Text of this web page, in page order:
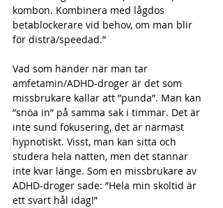
kombon. Kombinera med lågdos
betablockerare vid behov, om man blir
för disträ/speedad.”
Vad som händer när man tar
amfetamin/ADHD-droger är det som
missbrukare kallar att ”punda”. Man kan
”snöa in” på samma sak i timmar. Det är
inte sund fokusering, det är närmast
hypnotiskt. Visst, man kan sitta och
studera hela natten, men det stannar
inte kvar länge. Som en missbrukare av
ADHD-droger sade: ”Hela min skoltid är
ett svart hål idag!”